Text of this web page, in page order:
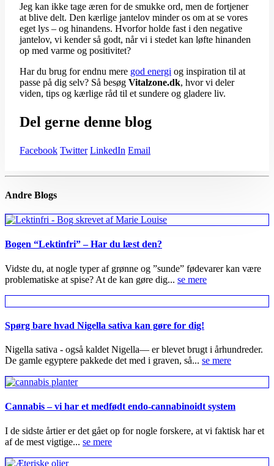
Jeg kan ikke tage æren for de smukke ord, men de fortjener
at blive delt. Den kærlige jantelov minder os om at se vores
eget lys – og hinandens. Hvorfor holde fast i den negative
jantelov, vi kender så godt, når vi i stedet kan løfte hinanden
op med varme og positivitet?
Har du brug for endnu mere god energi og inspiration til at
passe på dig selv? Så besøg Vitalzone.dk, hvor vi deler
viden, tips og kærlige råd til et sundere og gladere liv.
Del gerne denne blog
Facebook Twitter LinkedIn Email
Andre Blogs
Bogen “Lektinfri” – Har du læst den?
Vidste du, at nogle typer af grønne og ”sunde” fødevarer kan være
problematiske at spise? At de kan gøre dig... se mere
Spørg bare hvad Nigella sativa kan gøre for dig!
Nigella sativa - også kaldet Nigella— er blevet brugt i århundreder.
De gamle egyptere pakkede det med i graven, så... se mere
Cannabis – vi har et medfødt endo-cannabinoidt system
I de sidste årtier er det gået op for nogle forskere, at vi faktisk har et
af de mest vigtige... se mere